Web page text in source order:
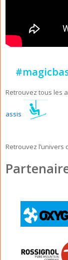
Retrouvez tous les
assis
Retrouvez l’univers